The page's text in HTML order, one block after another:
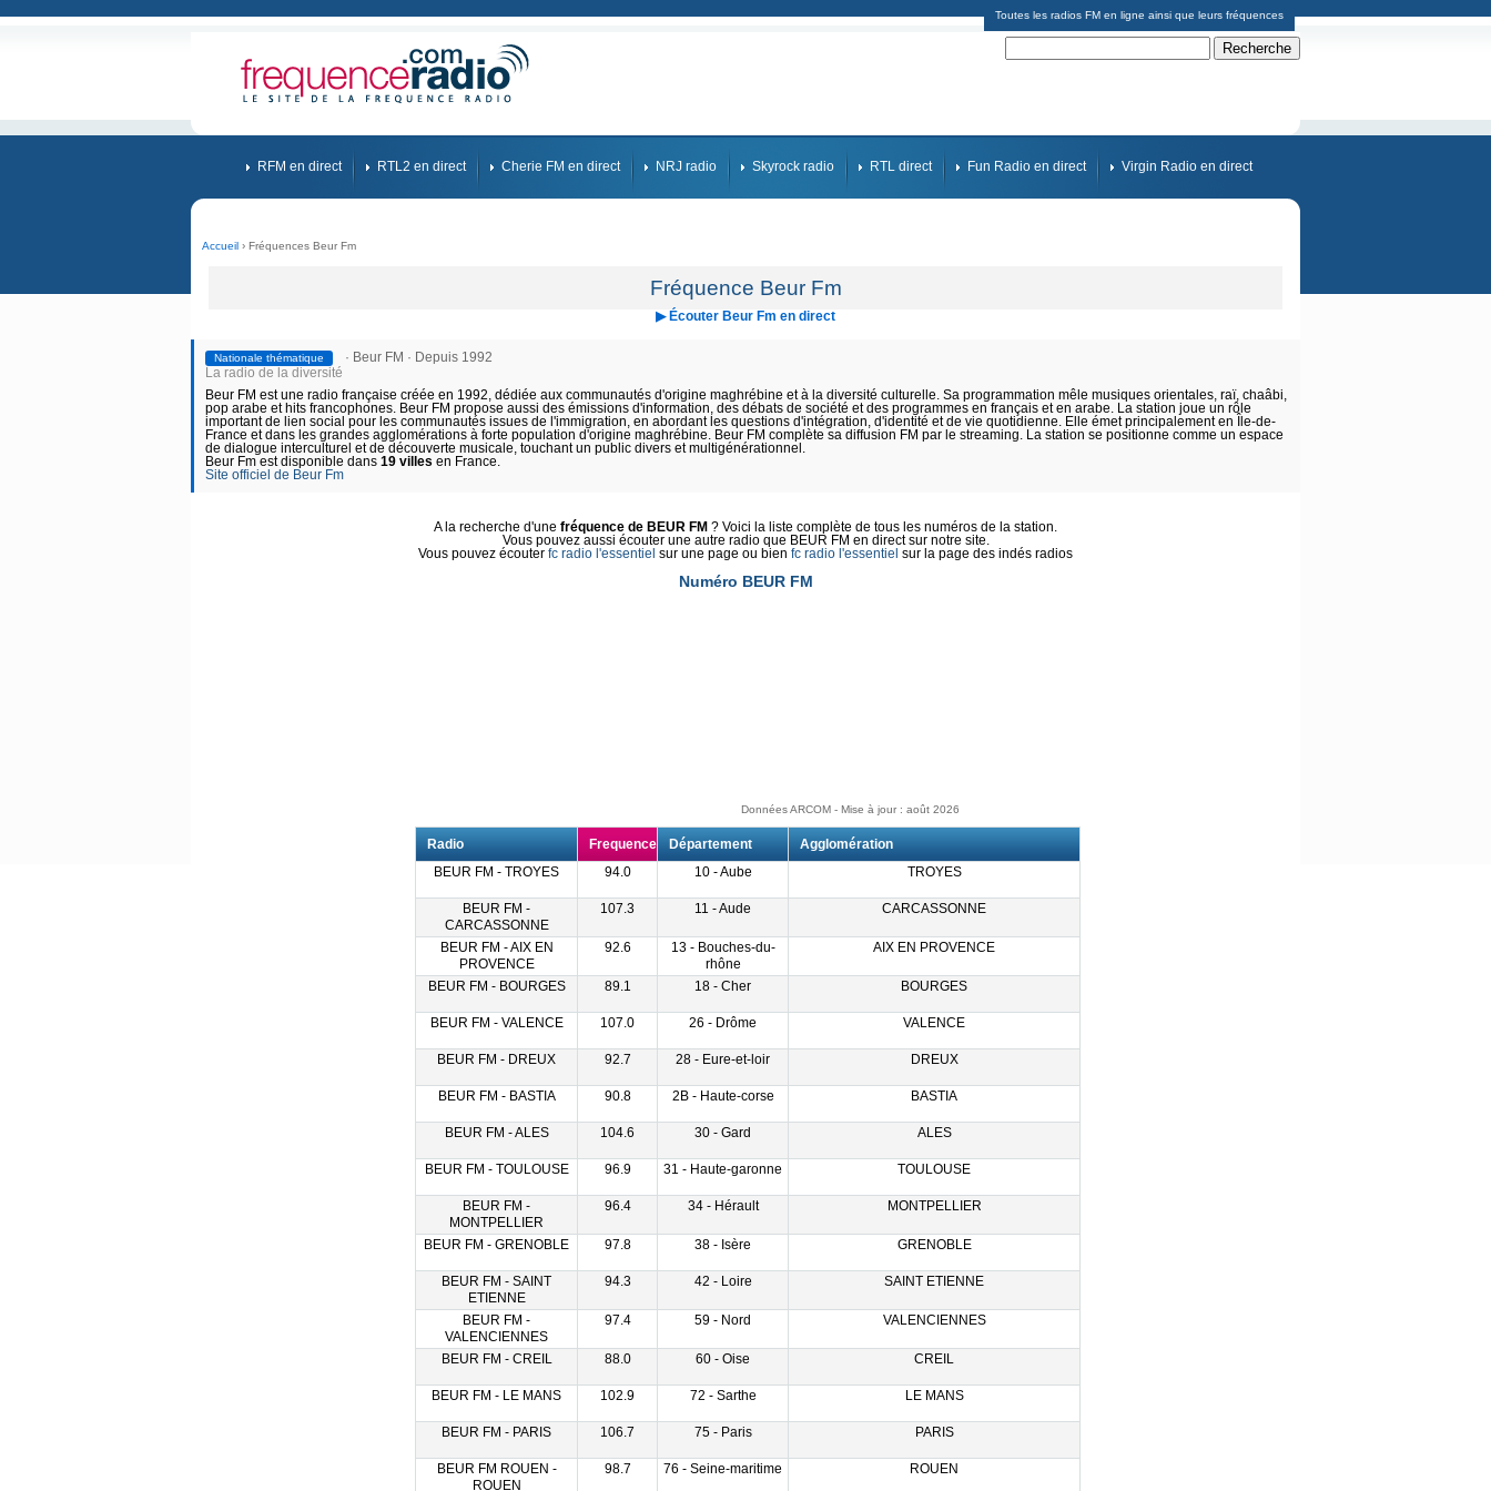
Toutes les radios FM en ligne ainsi que leurs fréquences
RFM en direct RTL2 en direct Cherie FM en direct NRJ radio Skyrock radio RTL direct Fun Radio en direct Virgin Radio en direct
Accueil › Fréquences Beur Fm
Fréquence Beur Fm
▶ Écouter Beur Fm en direct
Nationale thématique · Beur FM · Depuis 1992
La radio de la diversité
Beur FM est une radio française créée en 1992, dédiée aux communautés d'origine maghrébine et à la diversité culturelle. Sa programmation mêle musiques orientales, raï, chaâbi,
pop arabe et hits francophones. Beur FM propose aussi des émissions d'information, des débats de société et des programmes en français et en arabe. La station joue un rôle
important de lien social pour les communautés issues de l'immigration, en abordant les questions d'intégration, d'identité et de vie quotidienne. Elle émet principalement en Île-de-
France et dans les grandes agglomérations à forte population d'origine maghrébine. Beur FM complète sa diffusion FM par le streaming. La station se positionne comme un espace
de dialogue interculturel et de découverte musicale, touchant un public divers et multigénérationnel.
Beur Fm est disponible dans 19 villes en France.
Site officiel de Beur Fm
A la recherche d'une fréquence de BEUR FM ? Voici la liste complète de tous les numéros de la station.
Vous pouvez aussi écouter une autre radio que BEUR FM en direct sur notre site.
Vous pouvez écouter fc radio l'essentiel sur une page ou bien fc radio l'essentiel sur la page des indés radios
Numéro BEUR FM
Données ARCOM - Mise à jour : août 2026
Radio Frequence Département
Agglomération
BEUR FM - TROYES
94.0 10 - Aube TROYES
BEUR FM -
CARCASSONNE
107.3 11 - Aude CARCASSONNE
BEUR FM - AIX EN
PROVENCE
92.6
13 - Bouches-du-
rhône
AIX EN PROVENCE
BEUR FM - BOURGES 89.1 18 - Cher BOURGES
BEUR FM - VALENCE 107.0 26 - Drôme VALENCE
BEUR FM - DREUX 92.7 28 - Eure-et-loir DREUX
BEUR FM - BASTIA 90.8 2B - Haute-corse BASTIA
BEUR FM - ALES 104.6 30 - Gard ALES
BEUR FM - TOULOUSE 96.9 31 - Haute-garonne TOULOUSE
BEUR FM -
MONTPELLIER
96.4 34 - Hérault MONTPELLIER
BEUR FM - GRENOBLE 97.8 38 - Isère GRENOBLE
BEUR FM - SAINT
ETIENNE
94.3 42 - Loire SAINT ETIENNE
BEUR FM -
VALENCIENNES
97.4 59 - Nord VALENCIENNES
BEUR FM - CREIL 88.0 60 - Oise CREIL
BEUR FM - LE MANS 102.9 72 - Sarthe LE MANS
BEUR FM - PARIS 106.7 75 - Paris PARIS
BEUR FM ROUEN -
ROUEN
98.7 76 - Seine-maritime ROUEN